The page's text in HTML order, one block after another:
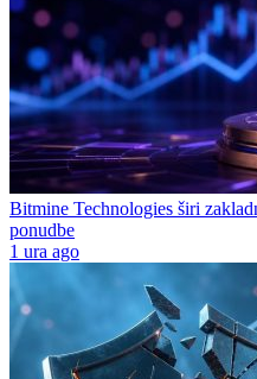
Bitmine Technologies širi
ponudbe
1 ura ago